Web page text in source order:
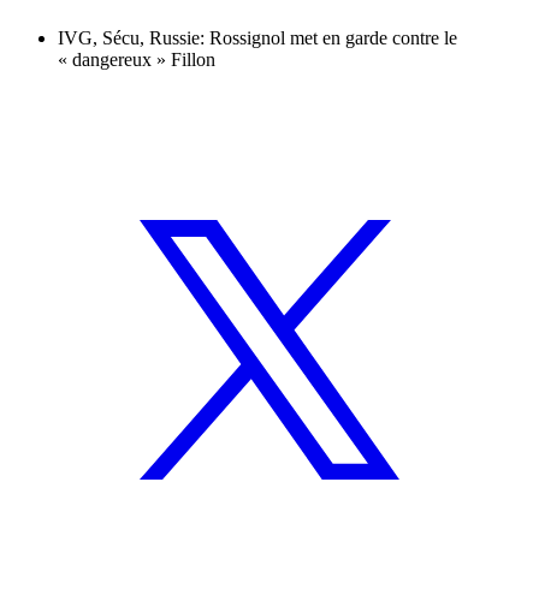
IVG, Sécu, Russie: Rossignol met en garde contre le
« dangereux » Fillon